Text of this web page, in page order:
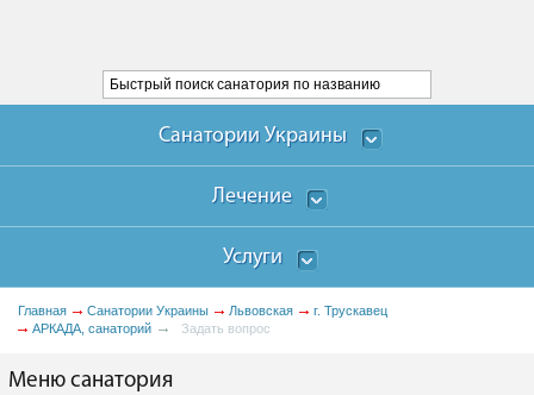
Санатории Украины
Лечение
Услуги
Главная Санатории Украины Львовская
г. Трускавец
АРКАДА, санаторий
Задать вопрос
Меню санатория